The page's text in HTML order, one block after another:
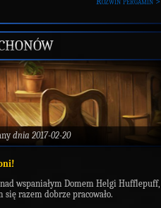
dnia 2017-02-20
wspaniałym Domem Helgi Hufflepuff,
razem dobrze pracowało.